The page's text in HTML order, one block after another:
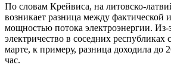
По словам Крейвиса, на литовско-
возникает разница между фактической
мощностью потока электроэнергии. Из-
электричество в соседних республиках
марте, к примеру, разница доходила до
час.